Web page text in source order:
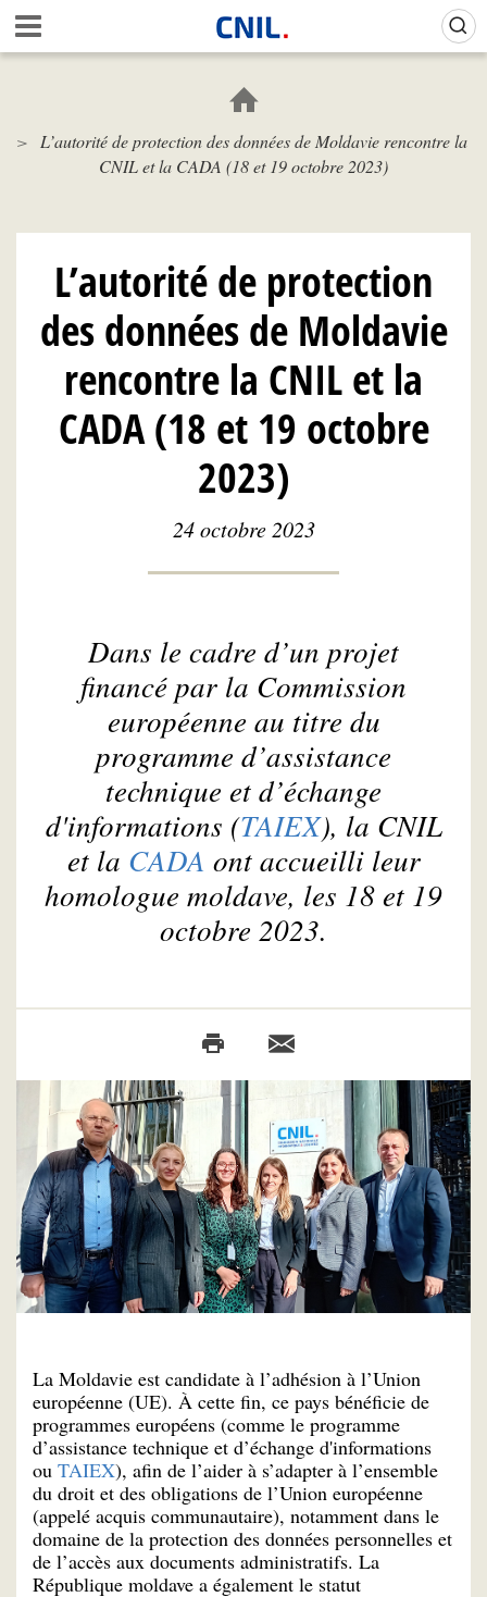
Aller
au
contenu
c
i
l
N
L
L’autorité de protection des données de Moldavie rencontre la
CNIL et la CADA (18 et 19 octobre 2023)
L’autorité de protection
des données de Moldavie
rencontre la CNIL et la
CADA (18 et 19 octobre
2023)
24 octobre 2023
Dans le cadre d’un projet
financé par la Commission
européenne au titre du
programme d’assistance
technique et d’échange
d'informations (TAIEX), la CNIL
et la CADA ont accueilli leur
homologue moldave, les 18 et 19
octobre 2023.
La Moldavie est candidate à l’adhésion à l’Union
européenne (UE). À cette fin, ce pays bénéficie de
programmes européens (comme le programme
d’assistance technique et d’échange d'informations
ou TAIEX), afin de l’aider à s’adapter à l’ensemble
du droit et des obligations de l’Union européenne
(appelé acquis communautaire), notamment dans le
domaine de la protection des données personnelles et
de l’accès aux documents administratifs. La
République moldave a également le statut
Gestion de vos préférences sur les cookies (témoins de connexion)